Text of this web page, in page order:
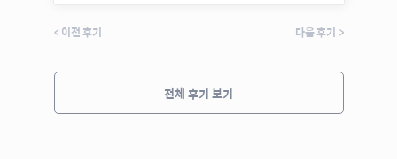
< 이전 후기 다음 후기 >
전체 후기 보기